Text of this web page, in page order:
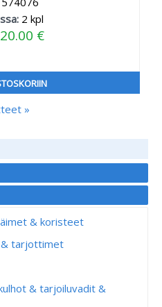
2 kpl
20.00 €
»
& koristeet
& tarjottimet
& tarjoiluvadit &